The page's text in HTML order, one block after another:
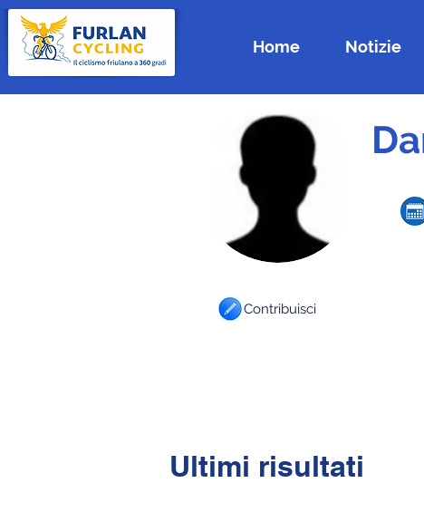
Home Notizie
Contribuisci
Ultimi risultati